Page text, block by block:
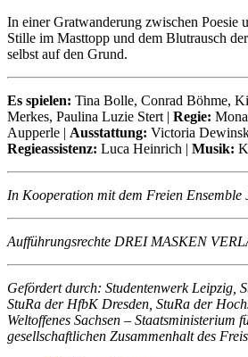
In einer Gratwanderung zwischen Poesie
Stille im Masttopp und dem Blutrausch
selbst auf den Grund.
Es spielen: Tina Bolle, Conrad Böhme,
Merkes, Paulina Luzie Stert | Regie:
Aupperle | Ausstattung: Victoria
Regieassistenz: Luca Heinrich | Musik:
In Kooperation mit dem Freien Ensemble
Aufführungsrechte DREI MASKEN
Gefördert durch: Studentenwerk Leipzig,
StuRa der HfbK Dresden, StuRa der
Weltoffenes Sachsen – Staatsministerium
gesellschaftlichen Zusammenhalt des